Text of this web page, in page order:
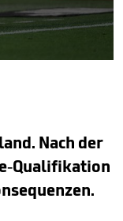
Nach der
Qualifikation